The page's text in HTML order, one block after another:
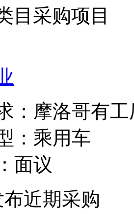
目采购项目
： 摩洛哥有工
： 乘用车
面议
布近期采购